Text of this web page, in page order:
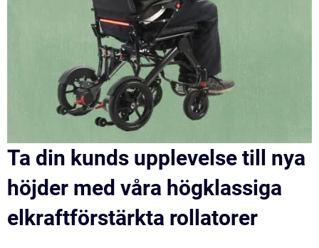
Ta din kunds upplevelse till nya
höjder med våra högklassiga
elkraftförstärkta rollatorer